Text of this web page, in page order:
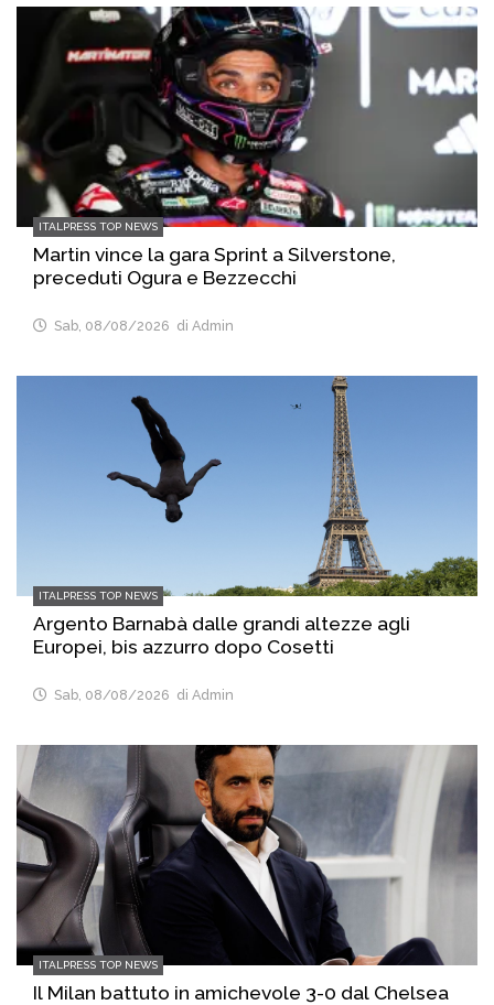
ITALPRESS TOP NEWS
Martin vince la gara Sprint a Silverstone,
preceduti Ogura e Bezzecchi
Sab, 08/08/2026 di Admin
ITALPRESS TOP NEWS
Argento Barnabà dalle grandi altezze agli
Europei, bis azzurro dopo Cosetti
Sab, 08/08/2026 di Admin
ITALPRESS TOP NEWS
Il Milan battuto in amichevole 3-0 dal Chelsea